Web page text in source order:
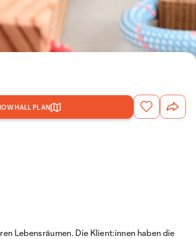
HALL PLAN
Lebensräumen. Die Klient:innen haben die